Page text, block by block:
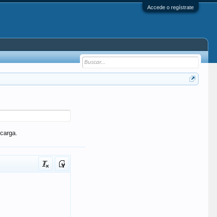
Accede o regístrate